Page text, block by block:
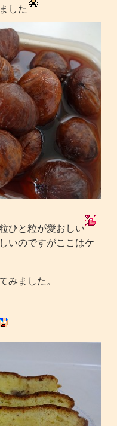
した
ひと粒が愛おしい
いのですがここはケ
みました。